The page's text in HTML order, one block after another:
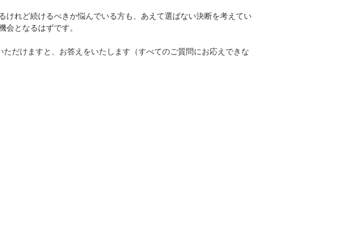
れど続けるべきか悩んでいる方も、あえて選ばない決断を考えてい
となるはずです。
だけますと、お答えをいたします（すべてのご質問にお応えできな